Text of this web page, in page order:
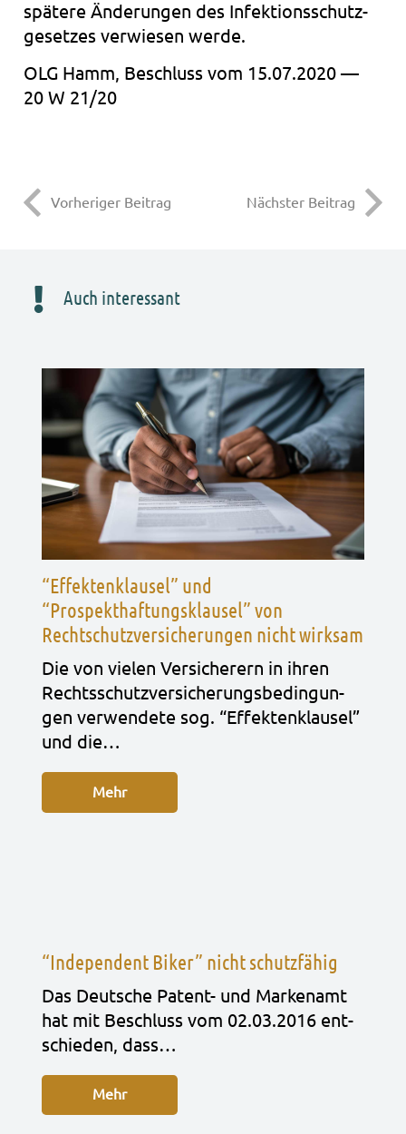
spä­te­re Ände­run­gen des Infek­ti­ons­schutz­
ge­set­zes ver­wie­sen werde.
OLG Hamm, Beschluss vom 15.07.2020 —
20 W 21/20
Vorheriger Beitrag Nächster Beitrag
Auch interessant
“Effektenklausel” und
“Prospekthaftungsklausel” von
Rechtschutzversicherungen nicht wirksam
Die von vie­len Ver­si­che­rern in ihren
Rechts­schutz­ver­si­che­rungs­be­din­gun­
gen ver­wen­de­te sog. “Effek­ten­klau­sel”
und die…
Mehr
“Independent Biker” nicht schutzfähig
Das Deut­sche Patent- und Mar­ken­amt
hat mit Beschluss vom 02.03.2016 ent­
schie­den, dass…
Mehr